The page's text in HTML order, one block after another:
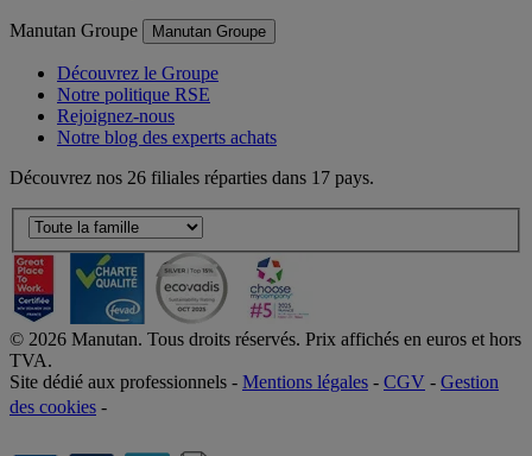
Manutan Groupe Manutan Groupe
Découvrez le Groupe
Notre politique RSE
Rejoignez-nous
Notre blog des experts achats
Découvrez nos 26 filiales réparties dans 17 pays.
© 2026 Manutan. Tous droits réservés. Prix affichés en euros et hors
TVA.
Site dédié aux professionnels - Mentions légales - CGV - Gestion
des cookies -